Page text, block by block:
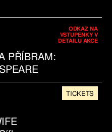
PŘÍBRAM:
ODKAZ NA
VSTUPENKY V
DETAILU AKCE
TICKETS